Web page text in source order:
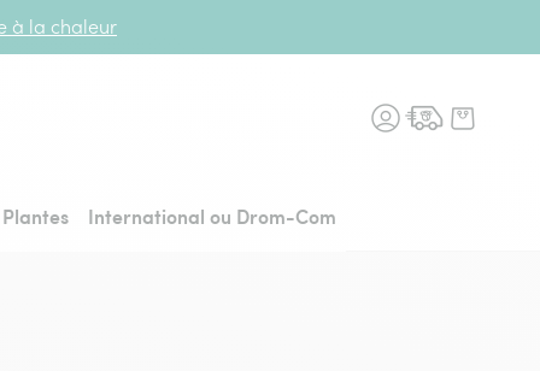
à la chaleur
Plantes International ou Drom-Com